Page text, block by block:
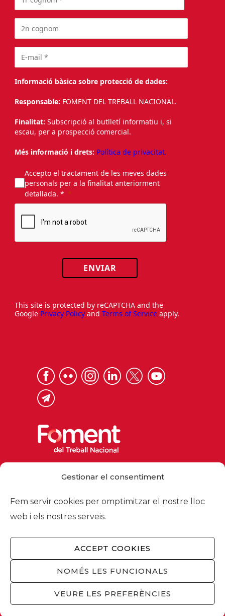
Gestionar el consentiment
Fem servir cookies per omptimitzar el nostre lloc
web i els nostres serveis.
ACCEPT COOKIES
NOMÉS LES FUNCIONALS
VEURE LES PREFERÈNCIES
Informació bàsica sobre protecció de dades:
Responsable: FOMENT DEL TREBALL NACIONAL.
Finalitat: Subscripció al butlletí informatiu i, si
escau, per a prospecció comercial.
Més informació i drets: Política de privacitat.
Accepto el tractament de les meves dades
personals per a la finalitat anteriorment
detallada. *
ENVIAR
This site is protected by reCAPTCHA and the
Google Privacy Policy and Terms of Service apply.
foment@foment.com
© 2026 - Foment del Treball Nacional
Nosaltres
privacitat/ Política cookies/Privacitat
xarxes socials